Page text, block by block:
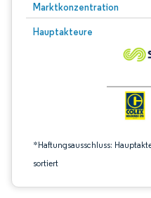
Marktkonzentration
Hauptakteure
*Haftungsausschluss:
sortiert
Bild © Mordor Intelligence.